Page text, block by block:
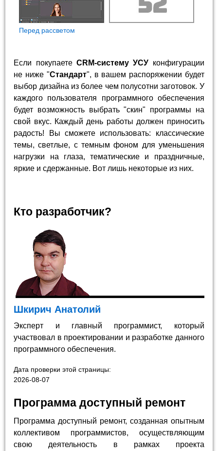
Перед рассветом
Если покупаете CRM-систему УСУ конфигурации
не ниже "Стандарт", в вашем распоряжении будет
выбор дизайна из более чем полусотни заготовок. У
каждого пользователя программного обеспечения
будет возможность выбрать "скин" программы на
свой вкус. Каждый день работы должен приносить
радость! Вы сможете использовать: классические
темы, светлые, с темным фоном для уменьшения
нагрузки на глаза, тематические и праздничные,
яркие и сдержанные. Вот лишь некоторые из них.
Кто разработчик?
Шкирич Анатолий
Эксперт и главный программист, который
участвовал в проектировании и разработке данного
программного обеспечения.
Дата проверки этой страницы:
2026-08-07
Программа доступный ремонт
Программа доступный ремонт, созданная опытным
коллективом программистов, осуществляющим
свою деятельность в рамках проекта